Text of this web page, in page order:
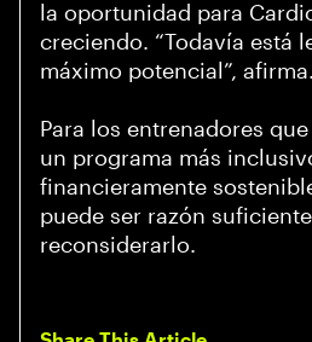
la oportunidad para
creciendo. “Todavía está
máximo potencial”, afirma.
Para los entrenadores
un programa más
financieramente
puede ser razón
reconsiderarlo.